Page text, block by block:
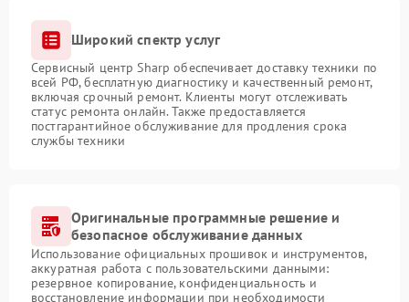
Широкий спектр услуг
Сервисный центр Sharp обеспечивает доставку техники по
всей РФ, бесплатную диагностику и качественный ремонт,
включая срочный ремонт. Клиенты могут отслеживать
статус ремонта онлайн. Также предоставляется
постгарантийное обслуживание для продления срока
службы техники
Оригинальные программные решение и
безопасное обслуживание данных
Использование официальных прошивок и инструментов,
аккуратная работа с пользовательскими данными:
резервное копирование, конфиденциальность и
восстановление информации при необходимости